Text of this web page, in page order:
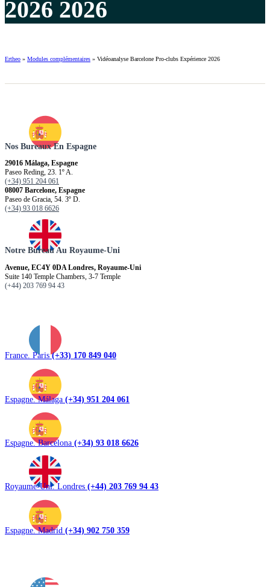
2026 2026
Ertheo » Modules complémentaires » Vidéoanalyse Barcelone Pro-clubs Expérience 2026
Nos Bureaux En Espagne
29016 Málaga, Espagne
Paseo Reding, 23. 1º A.
(+34) 951 204 061
08007 Barcelone, Espagne
Paseo de Gracia, 54. 3º D.
(+34) 93 018 6626
Notre Bureau Au Royaume-Uni
Avenue, EC4Y 0DA Londres, Royaume-Uni
Suite 140 Temple Chambers, 3-7 Temple
(+44) 203 769 94 43
France. Paris(+33) 170 849 040
Espagne. Málaga (+34) 951 204 061
Espagne. Barcelona (+34) 93 018 6626
Royaume-Uni. Londres (+44) 203 769 94 43
Espagne. Madrid (+34) 902 750 359